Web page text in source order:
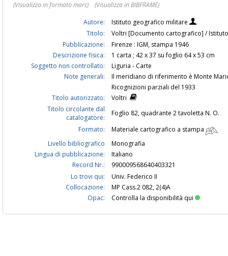
(Visualizza in formato marc)
(Visualizza in BIBFRAME)
Autore:
Istituto geografico militare
Titolo:
Voltri [Documento cartografico] /
Pubblicazione:
Firenze : IGM, stampa 1946
Descrizione fisica:
1 carta ; 42 x 37 su foglio 64 x 53 cm
Soggetto non controllato:
Liguria - Carte
Note generali:
Il meridiano di riferimento è Monte
Ricognizioni parziali del 1933
Titolo autorizzato:
Voltri
Titolo circolante dal
catalogatore:
Foglio 82, quadrante 2 tavoletta N. O.
Formato:
Materiale cartografico a stampa
Livello bibliografico
Monografia
Lingua di pubblicazione:
Italiano
Record Nr.:
990009568640403321
Lo trovi qui:
Univ. Federico II
Collocazione:
MP Cass.2 082, 2(4)A
Opac:
Controlla la disponibilità qui